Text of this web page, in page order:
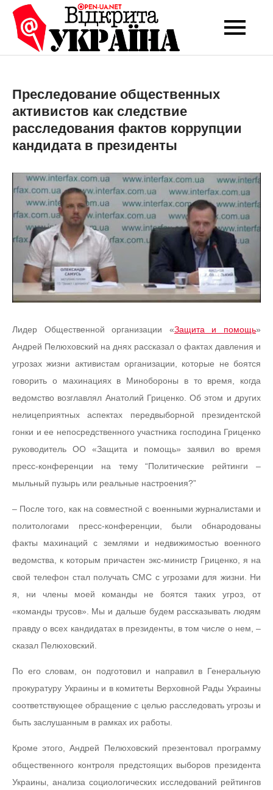
Перейти
вмісту
Open-UA
NET
Це ваше надійне
експертних думок
Преследование общественных
активистов как следствие
расследования фактов коррупции
кандидата в президенты
Лидер Общественной организации «Защита и помощь»
Андрей Пелюховский на днях рассказал о фактах давления и
угрозах жизни активистам организации, которые не боятся
говорить о махинациях в Минобороны в то время, когда
ведомство возглавлял Анатолий Гриценко. Об этом и других
нелицеприятных аспектах передвыборной президентской
гонки и ее непосредственного участника господина Гриценко
руководитель ОО «Защита и помощь» заявил во время
пресс-конференции на тему “Политические рейтинги –
мыльный пузырь или реальные настроения?”
– После того, как на совместной с военными журналистами и
политологами пресс-конференции, были обнародованы
факты махинаций с землями и недвижимостью военного
ведомства, к которым причастен экс-министр Гриценко, я на
свой телефон стал получать СМС с угрозами для жизни. Ни
я, ни члены моей команды не боятся таких угроз, от
«команды трусов». Мы и дальше будем рассказывать людям
правду о всех кандидатах в президенты, в том числе о нем, –
сказал Пелюховский.
По его словам, он подготовил и направил в Генеральную
прокуратуру Украины и в комитеты Верховной Рады Украины
соответствующее обращение с целью расследовать угрозы и
быть заслушанным в рамках их работы.
Кроме этого, Андрей Пелюховский презентовал программу
общественного контроля предстоящих выборов президента
Украины, анализа социологических исследований рейтингов